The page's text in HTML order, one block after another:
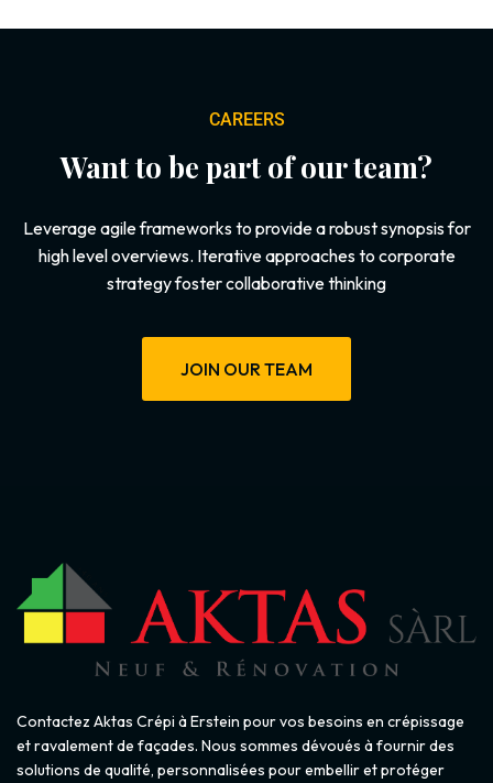
CAREERS
Want to be part of our team?
Leverage agile frameworks to provide a robust synopsis for
high level overviews. Iterative approaches to corporate
strategy foster collaborative thinking
JOIN OUR TEAM
Contactez Aktas Crépi à Erstein pour vos besoins en crépissage
et ravalement de façades. Nous sommes dévoués à fournir des
solutions de qualité, personnalisées pour embellir et protéger